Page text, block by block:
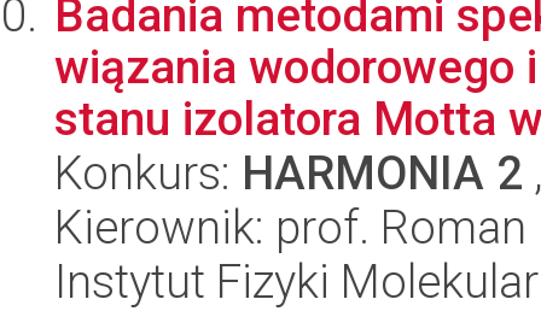
Badania metodami
wiązania wodorowego
stanu izolatora Motta
Konkurs: HARMONIA 2
Kierownik: prof.
Instytut Fizyki